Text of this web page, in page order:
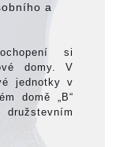
a
si
domy. V
jednotky v
domě „B“